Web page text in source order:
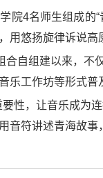
院4名师生组成的
用悠扬旋律诉说
合自组建以来，
乐工作坊等形式
性，让音乐成为
音符讲述青海故